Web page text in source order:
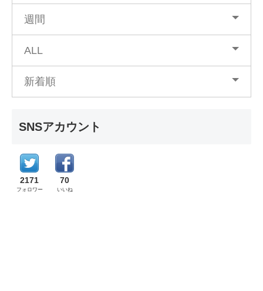
週間
ALL
新着順
SNSアカウント
2171
フォロワー
70
いいね